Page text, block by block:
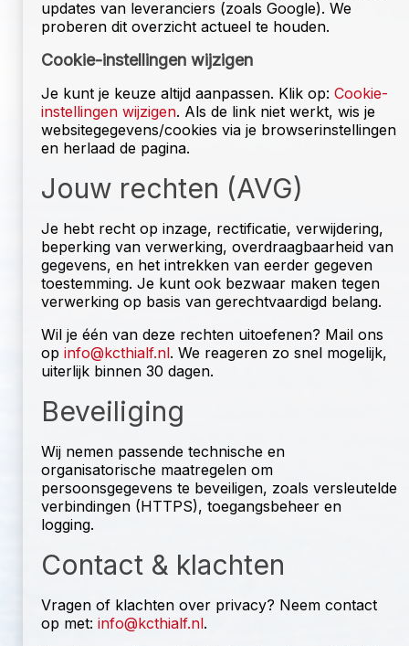
updates van leveranciers (zoals Google). We
proberen dit overzicht actueel te houden.
Cookie-instellingen wijzigen
Je kunt je keuze altijd aanpassen. Klik op: Cookie-
instellingen wijzigen. Als de link niet werkt, wis je
websitegegevens/cookies via je browserinstellingen
en herlaad de pagina.
Jouw rechten (AVG)
Je hebt recht op inzage, rectificatie, verwijdering,
beperking van verwerking, overdraagbaarheid van
gegevens, en het intrekken van eerder gegeven
toestemming. Je kunt ook bezwaar maken tegen
verwerking op basis van gerechtvaardigd belang.
Wil je één van deze rechten uitoefenen? Mail ons
op info@kcthialf.nl. We reageren zo snel mogelijk,
uiterlijk binnen 30 dagen.
Beveiliging
Wij nemen passende technische en
organisatorische maatregelen om
persoonsgegevens te beveiligen, zoals versleutelde
verbindingen (HTTPS), toegangsbeheer en
logging.
Contact & klachten
Vragen of klachten over privacy? Neem contact
op met: info@kcthialf.nl.